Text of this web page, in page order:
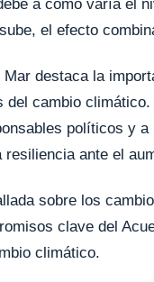
a cómo varía el
el efecto
destaca la
cambio
políticos y
ante el
sobre los
clave del
climático.